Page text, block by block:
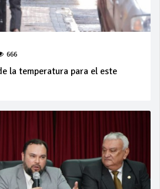
666
la temperatura para el este